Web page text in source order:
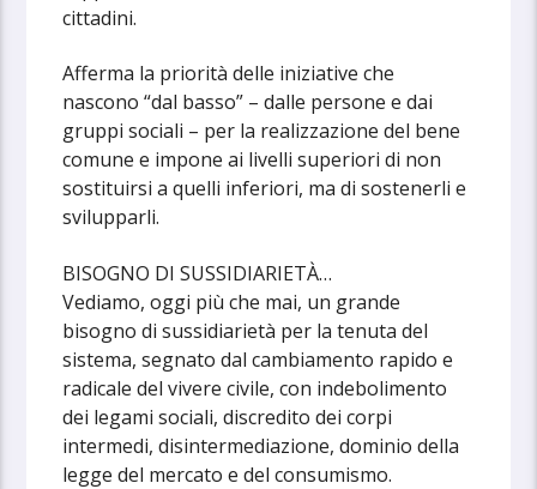
cittadini.
Afferma la priorità delle iniziative che
nascono “dal basso” – dalle persone e dai
gruppi sociali – per la realizzazione del bene
comune e impone ai livelli superiori di non
sostituirsi a quelli inferiori, ma di sostenerli e
svilupparli.
BISOGNO DI SUSSIDIARIETÀ…
Vediamo, oggi più che mai, un grande
bisogno di sussidiarietà per la tenuta del
sistema, segnato dal cambiamento rapido e
radicale del vivere civile, con indebolimento
dei legami sociali, discredito dei corpi
intermedi, disintermediazione, dominio della
legge del mercato e del consumismo.